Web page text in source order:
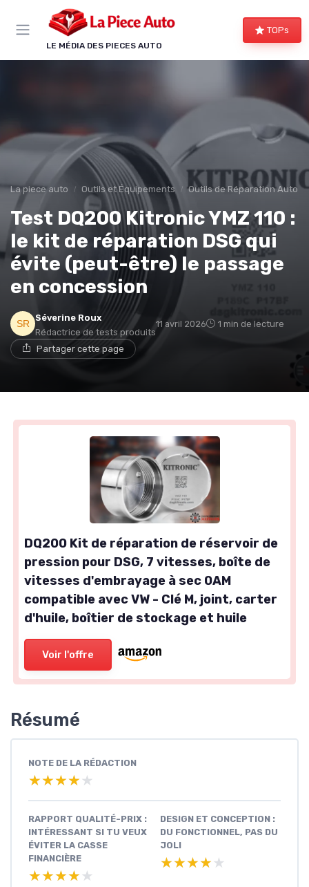
LE MÉDIA DES PIECES AUTO
TOPs
La piece auto Outils et Équipements Outils de Réparation Auto
Test DQ200 Kitronic YMZ 110 :
le kit de réparation DSG qui
évite (peut-être) le passage
en concession
Séverine Roux
Rédactrice de tests produits
11 avril 2026 1 min de lecture
Partager cette page
DQ200 Kit de réparation de réservoir de
pression pour DSG, 7 vitesses, boîte de
vitesses d'embrayage à sec 0AM
compatible avec VW - Clé M, joint, carter
d'huile, boîtier de stockage et huile
Voir l'offre
Résumé
NOTE DE LA RÉDACTION
★★★★★
★★★★★
RAPPORT QUALITÉ-PRIX :
INTÉRESSANT SI TU VEUX
ÉVITER LA CASSE
FINANCIÈRE
★★★★★
★★★★★
DESIGN ET CONCEPTION :
DU FONCTIONNEL, PAS DU
JOLI
★★★★★
★★★★★
Panneau de gestion des cookies